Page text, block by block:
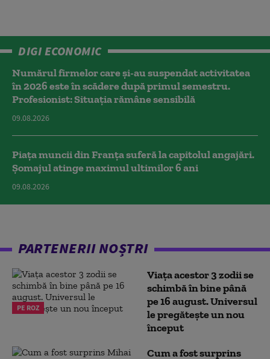
DIGI ECONOMIC
Numărul firmelor care și-au suspendat activitatea
în 2026 este în scădere după primul semestru.
Profesionist: Situația rămâne sensibilă
09.08.2026
Piața muncii din Franța suferă la capitolul angajări.
Șomajul atinge maximul ultimilor 6 ani
09.08.2026
PARTENERII NOȘTRI
PE ROZ
Viața acestor 3 zodii se
schimbă în bine până
pe 16 august. Universul
le pregătește un nou
început
Cum a fost surprins